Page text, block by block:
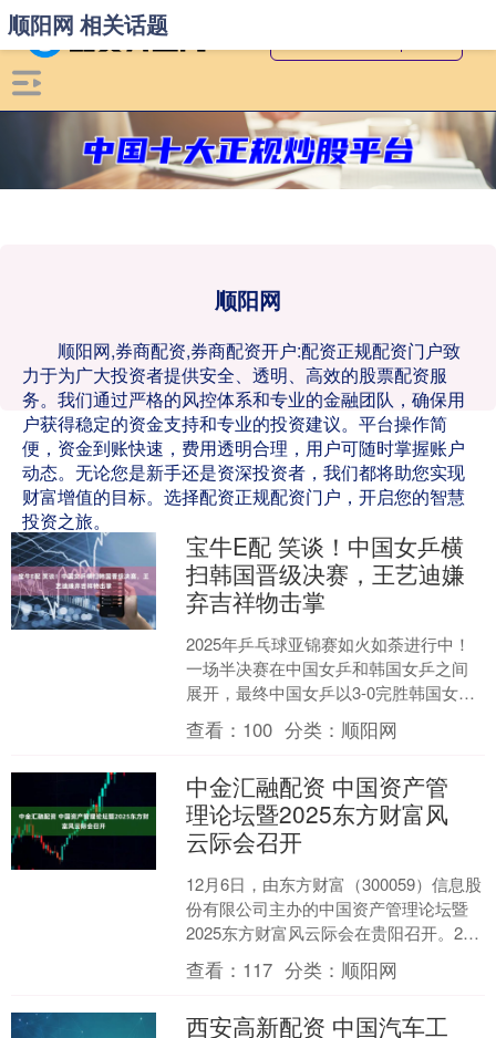
顺阳网
顺阳网,券商配资,券商配资开户:配资正规配资门户致
力于为广大投资者提供安全、透明、高效的股票配资服
务。我们通过严格的风控体系和专业的金融团队，确保用
户获得稳定的资金支持和专业的投资建议。平台操作简
便，资金到账快速，费用透明合理，用户可随时掌握账户
动态。无论您是新手还是资深投资者，我们都将助您实现
财富增值的目标。选择配资正规配资门户，开启您的智慧
投资之旅。
顺阳网 相关话题
宝牛E配 笑谈！中国女乒横
扫韩国晋级决赛，王艺迪嫌
弃吉祥物击掌
2025年乒乓球亚锦赛如火如荼进行中！
一场半决赛在中国女乒和韩国女乒之间
展开，最终中国女乒以3-0完胜韩国女
乒，成功晋级决赛！这样的结果并不令
人意外，中国女乒实....
查看： 100 分类： 顺阳网
中金汇融配资 中国资产管
理论坛暨2025东方财富风
云际会召开
12月6日，由东方财富（300059）信息股
份有限公司主办的中国资产管理论坛暨
2025东方财富风云际会在贵阳召开。200
多家金融机构的700多位嘉宾齐聚一堂，
围....
查看： 117 分类： 顺阳网
西安高新配资 中国汽车工